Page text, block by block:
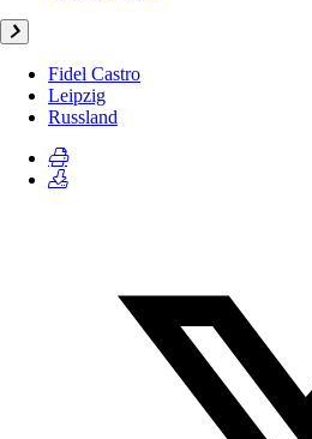
Fidel Castro
Leipzig
Russland